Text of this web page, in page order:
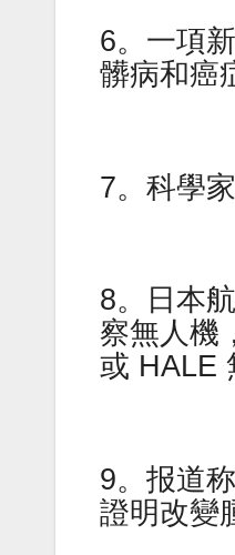
6。一項
髒病和癌
7。科學
8。日本
察無人機
或 HALE
9。报道
證明改變